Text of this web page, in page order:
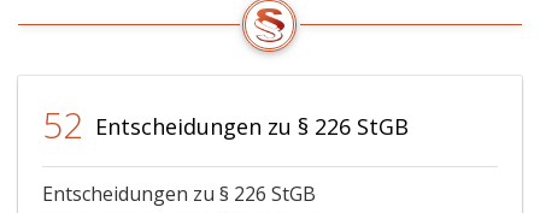
durch
Vernichtung
der
Beglaubigungszeichens
oder
der
52 Entscheidungen zu § 226 StGB
Entscheidungen zu § 226 StGB